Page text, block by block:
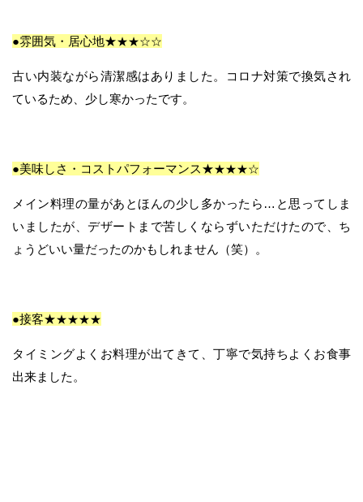
●雰囲気・居心地★★★☆☆
古い内装ながら清潔感はありました。コロナ対策で換気され
ているため、少し寒かったです。
●美味しさ・コストパフォーマンス★★★★☆
メイン料理の量があとほんの少し多かったら…と思ってしま
いましたが、デザートまで苦しくならずいただけたので、ち
ょうどいい量だったのかもしれません（笑）。
●接客★★★★★
タイミングよくお料理が出てきて、丁寧で気持ちよくお食事
出来ました。